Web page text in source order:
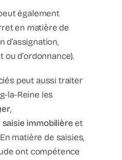
également
en matière de
d’assignation,
d’ordonnance).
peut aussi traiter
la-Reine les
,
immobilière et
matière de saisies,
ont compétence